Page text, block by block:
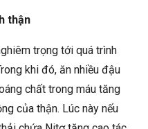
thận
trọng tới quá trình
khi đó, ăn nhiều đậu
chất trong máu tăng
của thận. Lúc này nếu